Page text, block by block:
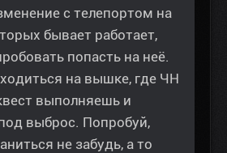
с телепортом на
бывает работает,
попасть на неё.
на вышке, где ЧН
выполняешь и
выброс. Попробуй,
не забудь, а то